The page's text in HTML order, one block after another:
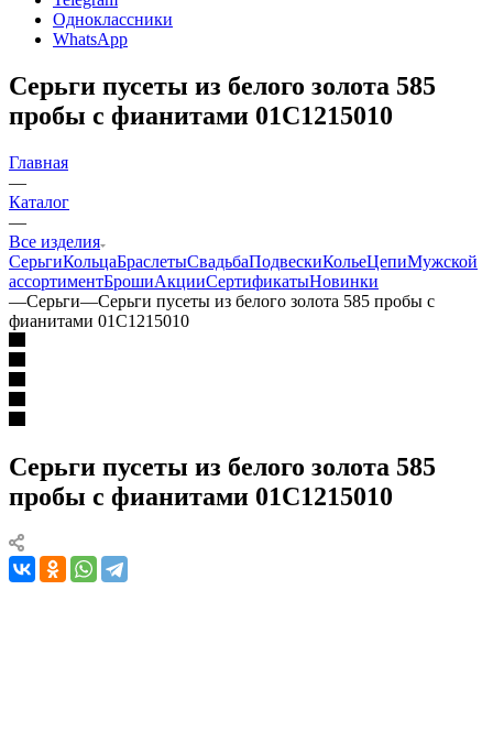
Одноклассники
WhatsApp
Серьги пусеты из белого золота 585
пробы с фианитами 01С1215010
Главная
—
Каталог
—
Все изделия
СерьгиКольцаБраслетыСвадьбаПодвескиКольеЦепиМужской
ассортиментБрошиАкцииСертификатыНовинки
—Серьги—Серьги пусеты из белого золота 585 пробы с
фианитами 01С1215010
Серьги пусеты из белого золота 585
пробы с фианитами 01С1215010